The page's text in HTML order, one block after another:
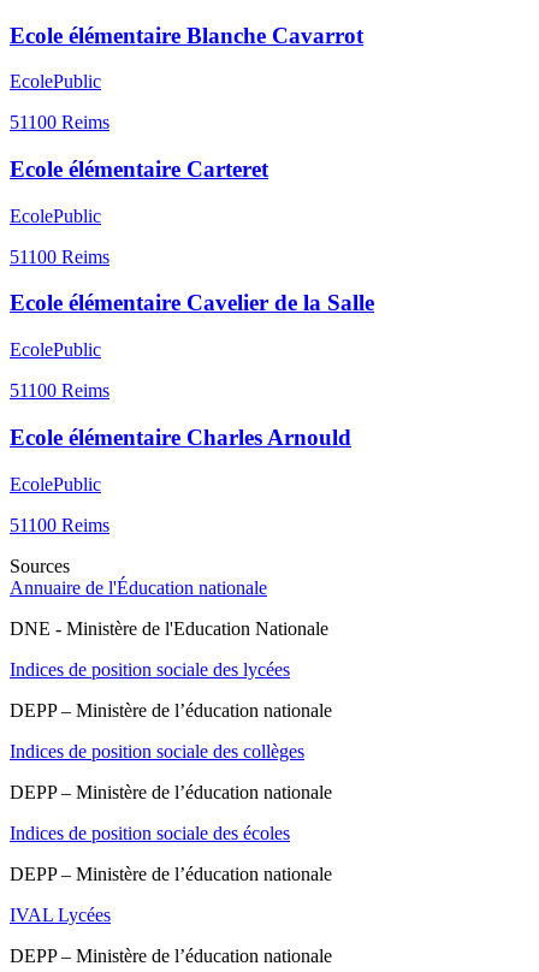
Ecole élémentaire Blanche Cavarrot
EcolePublic
51100 Reims
Ecole élémentaire Carteret
EcolePublic
51100 Reims
Ecole élémentaire Cavelier de la Salle
EcolePublic
51100 Reims
Ecole élémentaire Charles Arnould
EcolePublic
51100 Reims
Sources
Annuaire de l'Éducation nationale
DNE - Ministère de l'Education Nationale
Indices de position sociale des lycées
DEPP – Ministère de l’éducation nationale
Indices de position sociale des collèges
DEPP – Ministère de l’éducation nationale
Indices de position sociale des écoles
DEPP – Ministère de l’éducation nationale
IVAL Lycées
DEPP – Ministère de l’éducation nationale